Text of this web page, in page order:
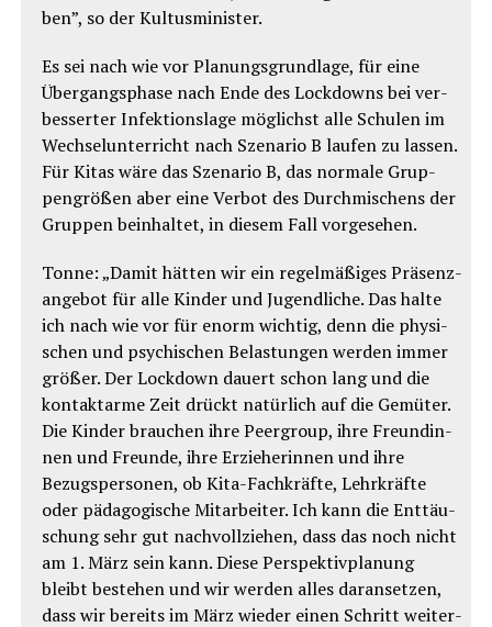
ben”, so der Kultusminister.
Es sei nach wie vor Pla­nungs­grund­la­ge, für eine
Über­gangs­pha­se nach Ende des Lock­downs bei ver­
bes­ser­ter Infek­ti­ons­la­ge mög­lichst alle Schu­len im
Wech­sel­un­ter­richt nach Sze­na­rio B lau­fen zu las­sen.
Für Kitas wäre das Sze­na­rio B, das nor­ma­le Grup­
pen­grö­ßen aber eine Ver­bot des Durch­mi­schens der
Grup­pen beinhal­tet, in die­sem Fall vorgesehen.
Ton­ne: „Damit hät­ten wir ein regel­mä­ßi­ges Prä­sen­z­
an­ge­bot für alle Kin­der und Jugend­li­che. Das hal­te
ich nach wie vor für enorm wich­tig, denn die phy­si­
schen und psy­chi­schen Belas­tun­gen wer­den immer
grö­ßer. Der Lock­down dau­ert schon lang und die
kon­takt­ar­me Zeit drückt natür­lich auf die Gemü­ter.
Die Kin­der brau­chen ihre Peer­group, ihre Freun­din­
nen und Freun­de, ihre Erzie­he­rin­nen und ihre
Bezugs­per­so­nen, ob Kita-Fach­kräf­te, Lehr­kräf­te
oder päd­ago­gi­sche Mit­ar­bei­ter. Ich kann die Ent­täu­
schung sehr gut nach­voll­zie­hen, dass das noch nicht
am 1. März sein kann. Die­se Per­spek­tiv­pla­nung
bleibt bestehen und wir wer­den alles dar­an­set­zen,
dass wir bereits im März wie­der einen Schritt wei­ter­